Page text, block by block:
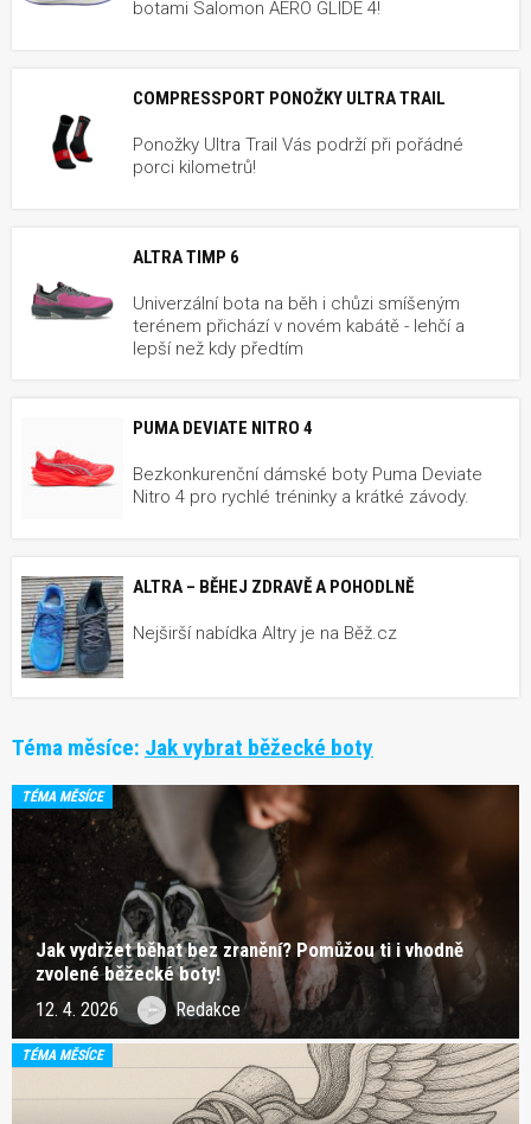
botami Salomon AERO GLIDE 4!
COMPRESSPORT PONOŽKY ULTRA TRAIL
Ponožky Ultra Trail Vás podrží při pořádné
porci kilometrů!
ALTRA TIMP 6
Univerzální bota na běh i chůzi smíšeným
terénem přichází v novém kabátě - lehčí a
lepší než kdy předtím
PUMA DEVIATE NITRO 4
Bezkonkurenční dámské boty Puma Deviate
Nitro 4 pro rychlé tréninky a krátké závody.
ALTRA – BĚHEJ ZDRAVĚ A POHODLNĚ
Nejširší nabídka Altry je na Běž.cz
Téma měsíce: Jak vybrat běžecké boty
TÉMA MĚSÍCE
Jak vydržet běhat bez zranění? Pomůžou ti i vhodně
zvolené běžecké boty!
12. 4. 2026 Redakce
TÉMA MĚSÍCE